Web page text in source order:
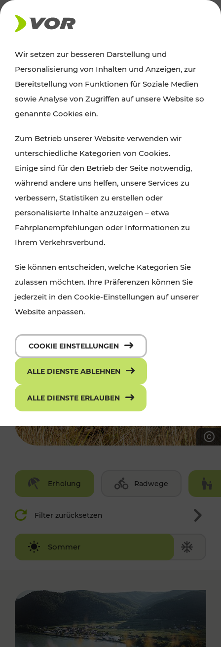
AKTUELLES
Ausflugstipps
Wien, Niederösterreich und das Burgenland
Wanderungen, Kultur und Gastronomie,
Radtouren oder purer Naturgenuss – viele
Attraktionen sind mit den Ticket- und Fahrplan-
Angeboten des VOR gut und schnell erreichbar.
Erholung Radwege
Filter zurücksetzen
Sommer
Winter
Wir setzen zur besseren Darstellung und
Personalisierung von Inhalten und Anzeigen, zur
Bereitstellung von Funktionen für Soziale Medien
sowie Analyse von Zugriffen auf unsere Website so
genannte Cookies ein.
Zum Betrieb unserer Website verwenden wir
unterschiedliche Kategorien von Cookies.
Einige sind für den Betrieb der Seite notwendig,
während andere uns helfen, unsere Services zu
verbessern, Statistiken zu erstellen oder
personalisierte Inhalte anzuzeigen – etwa
Fahrplanempfehlungen oder Informationen zu
Ihrem Verkehrsverbund.
Sie können entscheiden, welche Kategorien Sie
zulassen möchten. Ihre Präferenzen können Sie
jederzeit in den Cookie-Einstellungen auf unserer
Website anpassen.
COOKIE EINSTELLUNGEN
ALLE DIENSTE ABLEHNEN
ALLE DIENSTE ERLAUBEN